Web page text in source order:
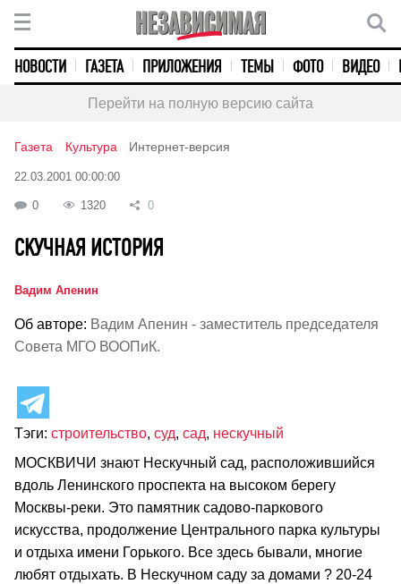
НОВОСТИ ГАЗЕТА ПРИЛОЖЕНИЯ ТЕМЫ ФОТО ВИДЕО
Перейти на полную версию сайта
Газета Культура Интернет-версия
22.03.2001 00:00:00
0 1320 0
СКУЧНАЯ ИСТОРИЯ
Вадим Апенин
Об авторе: Вадим Апенин - заместитель председателя
Совета МГО ВООПиК.
Тэги: строительство, суд, сад, нескучный
МОСКВИЧИ знают Нескучный сад, расположившийся
вдоль Ленинского проспекта на высоком берегу
Москвы-реки. Это памятник садово-паркового
искусства, продолжение Центрального парка культуры
и отдыха имени Горького. Все здесь бывали, многие
любят отдыхать. В Нескучном саду за домами ? 20-24